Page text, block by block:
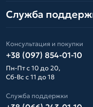
Служба
Консультация и покупки
+38 (097) 854-01-10
Пн-Пт с 10 до 20,
Сб-Вс с 11 до 18
Служба поддержки